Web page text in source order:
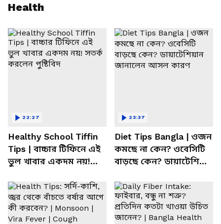
Health
Healthy School Tiffin
Tips | বাচ্চার টিফিনে এই
ভুল খাবার একদম নয়!
22:27
Diet Tips Bangla | ওজন
কমছে না কেন? ওবেসিটি
বাড়ছে কেন? ডায়াটেশিয়ান
23:37